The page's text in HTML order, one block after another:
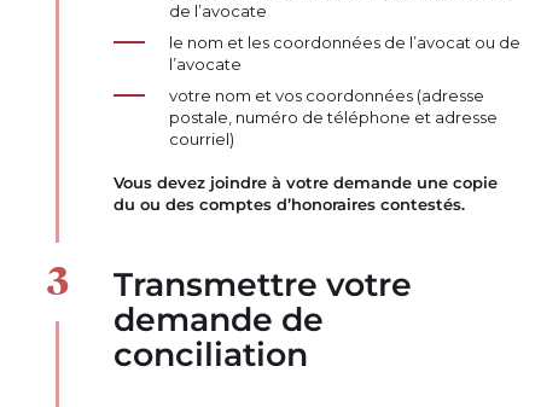
de l’avocate
le nom et les coordonnées de l’avocat ou de
l’avocate
votre nom et vos coordonnées (adresse
postale, numéro de téléphone et adresse
courriel)
Vous devez joindre à votre demande une copie
du ou des comptes d’honoraires contestés.
Transmettre votre
demande de
conciliation